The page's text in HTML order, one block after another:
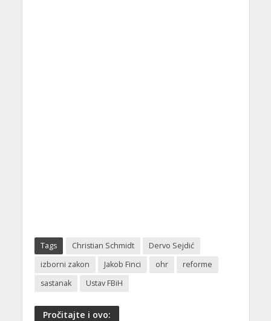
Tags Christian Schmidt
Dervo Sejdić
izborni zakon
Jakob Finci ohr
reforme
sastanak
Ustav FBiH
Pročitajte i ovo: